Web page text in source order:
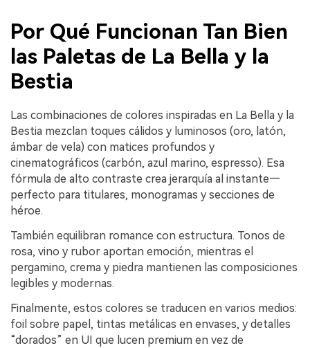
Por Qué Funcionan Tan Bien
las Paletas de La Bella y la
Bestia
Las combinaciones de colores inspiradas en La Bella y la
Bestia mezclan toques cálidos y luminosos (oro, latón,
ámbar de vela) con matices profundos y
cinematográficos (carbón, azul marino, espresso). Esa
fórmula de alto contraste crea jerarquía al instante—
perfecto para titulares, monogramas y secciones de
héroe.
También equilibran romance con estructura. Tonos de
rosa, vino y rubor aportan emoción, mientras el
pergamino, crema y piedra mantienen las composiciones
legibles y modernas.
Finalmente, estos colores se traducen en varios medios:
foil sobre papel, tintas metálicas en envases, y detalles
“dorados” en UI que lucen premium en vez de